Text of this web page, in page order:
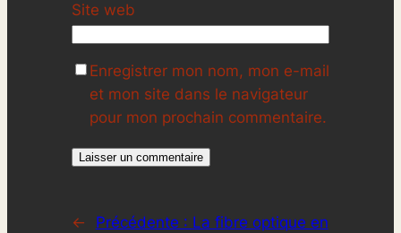
Site web
Enregistrer mon nom, mon e-mail
et mon site dans le navigateur
pour mon prochain commentaire.
← Précédente : La fibre optique en